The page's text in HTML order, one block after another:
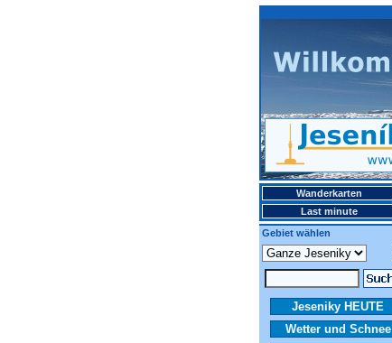
Wanderkarten
Last minute
Gebiet wählen
Jeseniky HEUTE
Wetter und Schnee